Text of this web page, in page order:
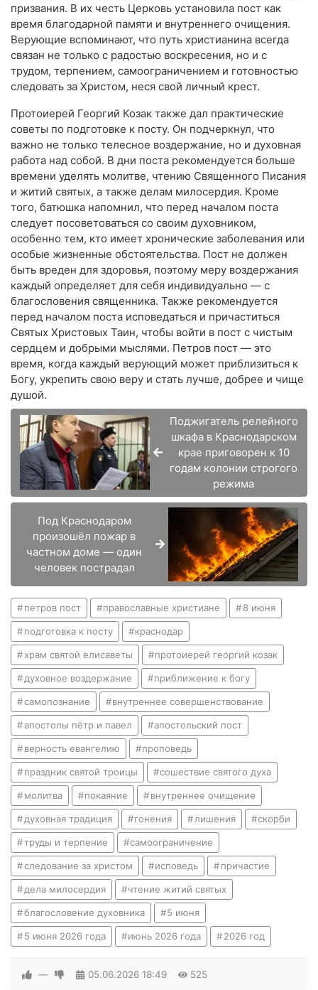
призвания. В их честь Церковь установила пост как
время благодарной памяти и внутреннего очищения.
Верующие вспоминают, что путь христианина всегда
связан не только с радостью воскресения, но и с
трудом, терпением, самоограничением и готовностью
следовать за Христом, неся свой личный крест.
Протоиерей Георгий Козак также дал практические
советы по подготовке к посту. Он подчеркнул, что
важно не только телесное воздержание, но и духовная
работа над собой. В дни поста рекомендуется больше
времени уделять молитве, чтению Священного Писания
и житий святых, а также делам милосердия. Кроме
того, батюшка напомнил, что перед началом поста
следует посоветоваться со своим духовником,
особенно тем, кто имеет хронические заболевания или
особые жизненные обстоятельства. Пост не должен
быть вреден для здоровья, поэтому меру воздержания
каждый определяет для себя индивидуально — с
благословения священника. Также рекомендуется
перед началом поста исповедаться и причаститься
Святых Христовых Таин, чтобы войти в пост с чистым
сердцем и добрыми мыслями. Петров пост — это
время, когда каждый верующий может приблизиться к
Богу, укрепить свою веру и стать лучше, добрее и чище
душой.
Поджигатель релейного
шкафа в Краснодарском
крае приговорен к 10
годам колонии строгого
режима
Под Краснодаром
произошёл пожар в
частном доме — один
человек пострадал
петров пост православные христиане 8 июня
подготовка к посту краснодар
храм святой елисаветы протоиерей георгий козак
духовное воздержание приближение к богу
самопознание внутреннее совершенствование
апостолы пётр и павел апостольский пост
верность евангелию проповедь
праздник святой троицы сошествие святого духа
молитва покаяние внутреннее очищение
духовная традиция гонения лишения скорби
труды и терпение самоограничение
следование за христом исповедь причастие
дела милосердия чтение житий святых
благословение духовника 5 июня
5 июня 2026 года июнь 2026 года 2026 год
— 05.06.2026 18:49 525